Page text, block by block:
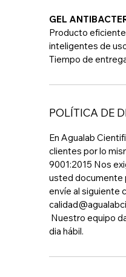
GEL
Producto
inteligentes de
Tiempo de
POLÍTICA DE
En Agualab
clientes por lo
9001:2015 Nos
usted documente
envíe al siguiente
Nuestro equipo
dia hábil.